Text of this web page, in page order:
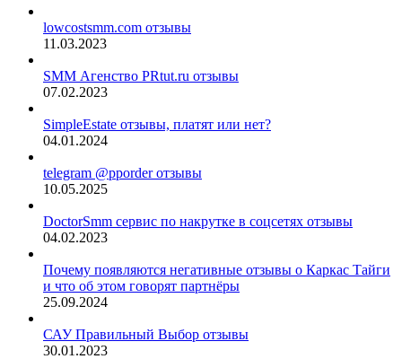
lowcostsmm.com отзывы
11.03.2023
SMM Агенство PRtut.ru отзывы
07.02.2023
SimpleEstate отзывы, платят или нет?
04.01.2024
telegram @pporder отзывы
10.05.2025
DoctorSmm сервис по накрутке в соцсетях отзывы
04.02.2023
Почему появляются негативные отзывы о Каркас Тайги
и что об этом говорят партнёры
25.09.2024
САУ Правильный Выбор отзывы
30.01.2023